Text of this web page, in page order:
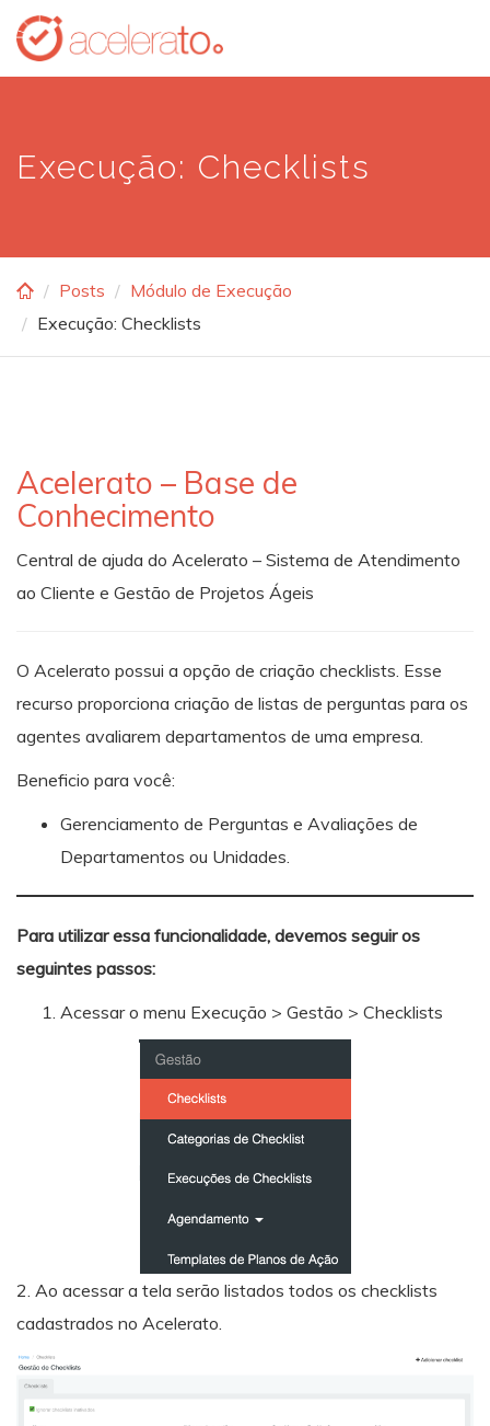
Skip
main
Execução: Checklists
Posts
Módulo de Execução
Execução: Checklists
Acelerato – Base de
Conhecimento
Central de ajuda do Acelerato – Sistema de Atendimento
ao Cliente e Gestão de Projetos Ágeis
O Acelerato possui a opção de criação checklists. Esse
recurso proporciona criação de listas de perguntas para os
agentes avaliarem departamentos de uma empresa.
Beneficio para você:
Gerenciamento de Perguntas e Avaliações de
Departamentos ou Unidades.
Para utilizar essa funcionalidade, devemos seguir os
seguintes passos:
Acessar o menu Execução > Gestão > Checklists
2. Ao acessar a tela serão listados todos os checklists
cadastrados no Acelerato.